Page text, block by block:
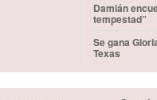
Damián
tempestad”
Se gana
Texas